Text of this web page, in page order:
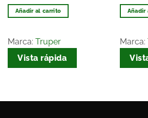
Añadir al carrito
Marca: Truper
Vista rápida
Añadir
Marca: